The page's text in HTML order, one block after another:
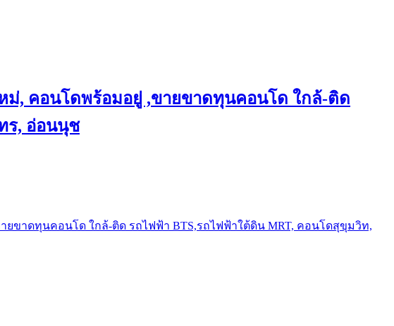
ม่, คอนโดพร้อมอยู่ ,ขายขาดทุนคอนโด ใกล้-ติด
ร, อ่อนนุช
ขาดทุนคอนโด ใกล้-ติด รถไฟฟ้า BTS,รถไฟฟ้าใต้ดิน MRT, คอนโดสุขุมวิท,